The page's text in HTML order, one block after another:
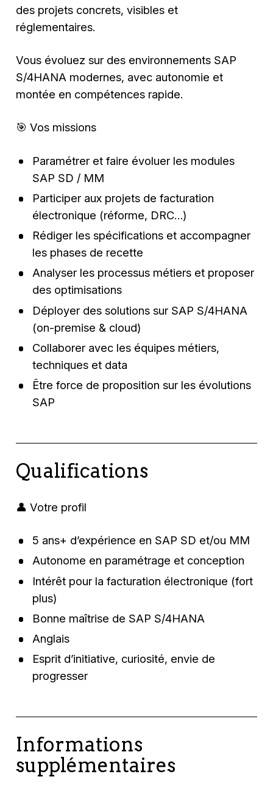
des projets concrets, visibles et
réglementaires.
Vous évoluez sur des environnements SAP
S/4HANA modernes, avec autonomie et
montée en compétences rapide.
🎯 Vos missions
Paramétrer et faire évoluer les modules
SAP SD / MM
Participer aux projets de facturation
électronique (réforme, DRC…)
Rédiger les spécifications et accompagner
les phases de recette
Analyser les processus métiers et proposer
des optimisations
Déployer des solutions sur SAP S/4HANA
(on-premise & cloud)
Collaborer avec les équipes métiers,
techniques et data
Être force de proposition sur les évolutions
SAP
Qualifications
👤 Votre profil
5 ans+ d’expérience en SAP SD et/ou MM
Autonome en paramétrage et conception
Intérêt pour la facturation électronique (fort
plus)
Bonne maîtrise de SAP S/4HANA
Anglais
Esprit d’initiative, curiosité, envie de
progresser
Informations
supplémentaires